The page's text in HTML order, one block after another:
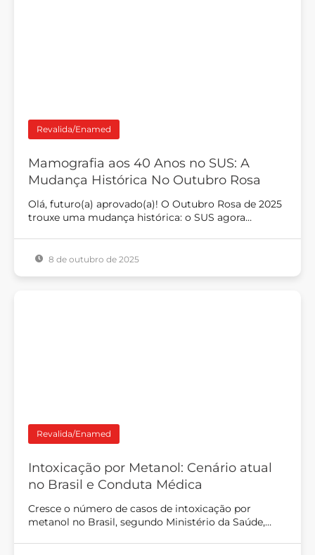
Revalida/Enamed
Mamografia aos 40 Anos no SUS: A
Mudança Histórica No Outubro Rosa
Olá, futuro(a) aprovado(a)! O Outubro Rosa de 2025
trouxe uma mudança histórica: o SUS agora…
8 de outubro de 2025
Revalida/Enamed
Intoxicação por Metanol: Cenário atual
no Brasil e Conduta Médica
Cresce o número de casos de intoxicação por
metanol no Brasil, segundo Ministério da Saúde,…